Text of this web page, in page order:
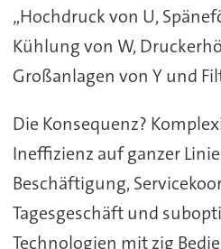
„Hochdruck von U,
Kühlung von W,
Großanlagen von Y und
Die Konsequenz?
Ineffizienz auf ganzer
Beschäftigung,
Tagesgeschäft und
Technologien mit zig